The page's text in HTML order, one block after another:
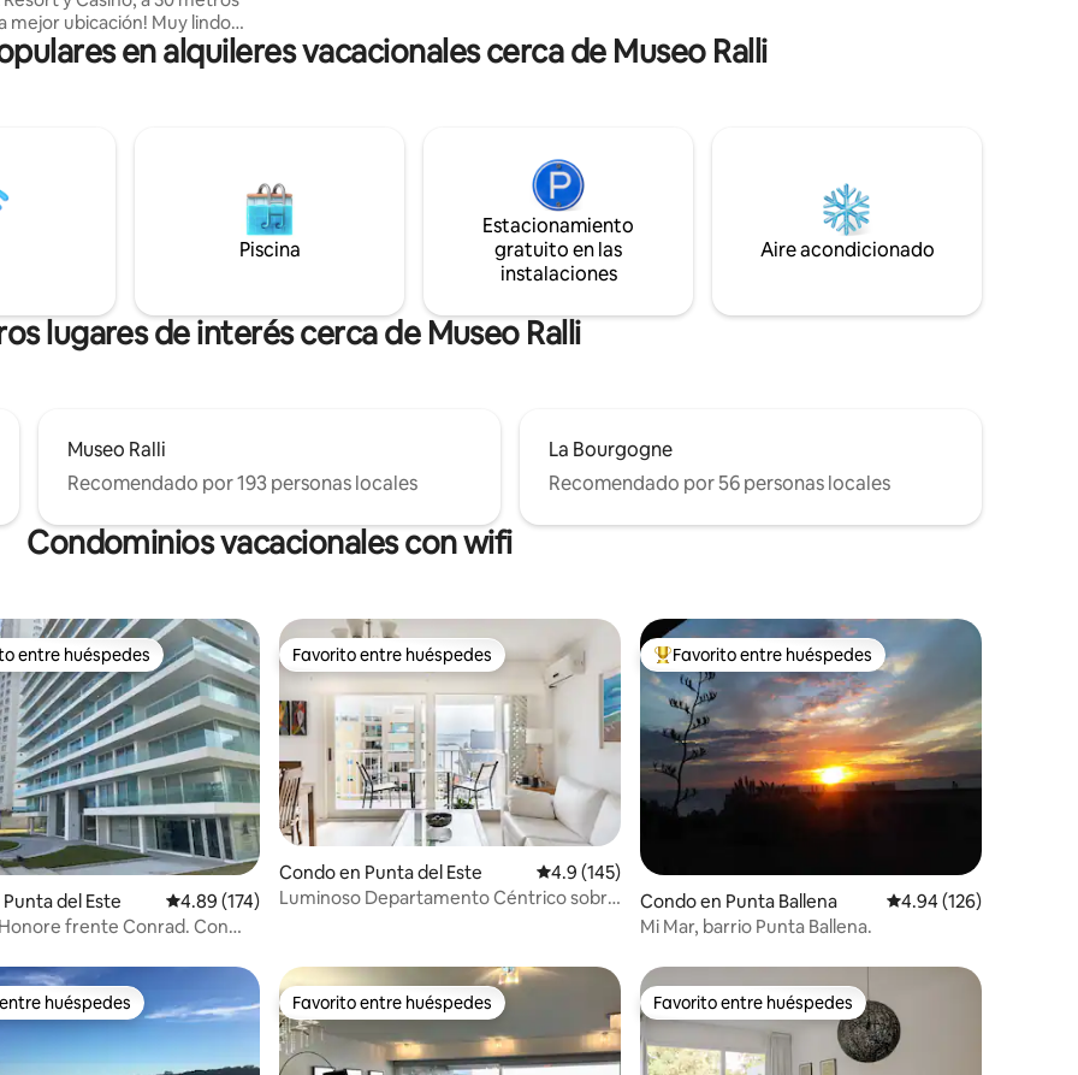
Muy lindo
completamente equipado.
1 dormitorio, baño completo,
sala de juegos, 2
con amplia terraza con vista a
las 24 hs
sábanas y toallas
Mbps).
en alquileres vacacionales cerca de Museo Ralli
Piscina
Estacionamiento
gratuito en las
instalaciones
Aire acondicionado
lugares de interés cerca de Museo Ralli
Museo Ralli
Recomendado por 193 personas locales
La Bourgogne
Recomendado por 56 personas locales
Condominios vacacionales con wifi
de 5, 577 reseñas
huéspedes preferido
entre huéspedes
del Este Calificación promedio: 4.89 de 5, 174 reseñas
4.89 (174)
frente Conrad. Con
Favorito entre huéspedes
Favorito entre huéspedes
Condo en Punta del Este Calificación promedio: 4.9 de 5, 145 reseñas
4.9 (145)
Luminoso Departamento Céntrico sobre
Favorito entre huéspedes preferido
Favorito entre huéspedes
Condo en Punta Ballena Calificación promedio:
4.94 (126)
Mi Mar, barrio Punta Ballena.
huéspedes
huéspedes Favorito entre huéspedes
Favorito entre huéspedes Favorito entre huéspedes
Favorito entre huéspedes